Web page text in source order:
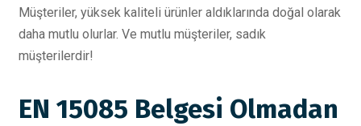
Müşteriler, yüksek kaliteli ürünler aldıklarında doğal olarak
daha mutlu olurlar. Ve mutlu müşteriler, sadık
müşterilerdir!
EN 15085 Belgesi Olmadan